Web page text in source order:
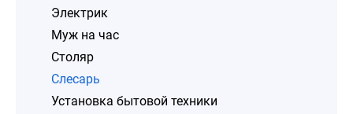
Электрик
Муж на час
Столяр
Слесарь
Установка бытовой техники